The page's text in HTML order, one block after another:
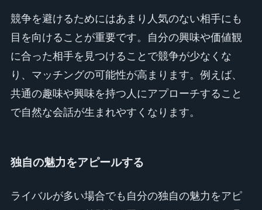
競争を避けるためにはあまり人気のない相手にも
目を向けることが重要です。自分の興味や価値観
に合った相手を見つけることで競争が少なくな
り、マッチングの可能性が高まります。例えば、
共通の趣味や興味を持つ人にアプローチすること
で自然な会話が生まれやすくなります。
独自の魅力をアピールする
ライバルが多い場合でも自分の独自の魅力をアピ